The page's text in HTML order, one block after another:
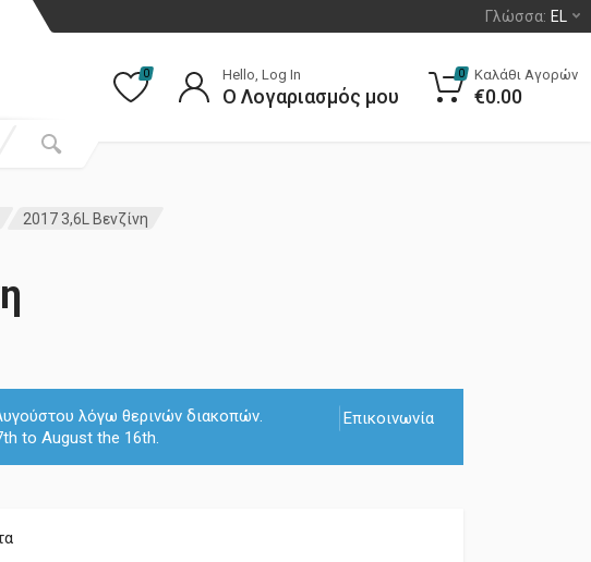
Γλώσσα: EL
0 Hello, Log In
Ο Λογαριασμός μου
0 Καλάθι Αγορών
€0.00
2017 3,6L Βενζίνη
Επικοινωνία
λόγω θερινών διακοπών.
to August the 16th.